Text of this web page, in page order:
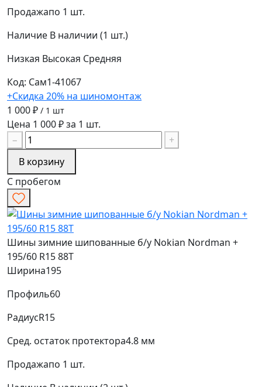
Продажапо 1 шт.
Наличие В наличии (1 шт.)
Низкая Высокая Средняя
Код: Сам1-41067
+Скидка 20% на шиномонтаж
1 000 ₽ / 1 шт
Цена 1 000 ₽ за 1 шт.
−
+
В корзину
С пробегом
Шины зимние шипованные б/у Nokian Nordman +
195/60 R15 88T
Ширина195
Профиль60
РадиусR15
Сред. остаток протектора4.8 мм
Продажапо 1 шт.